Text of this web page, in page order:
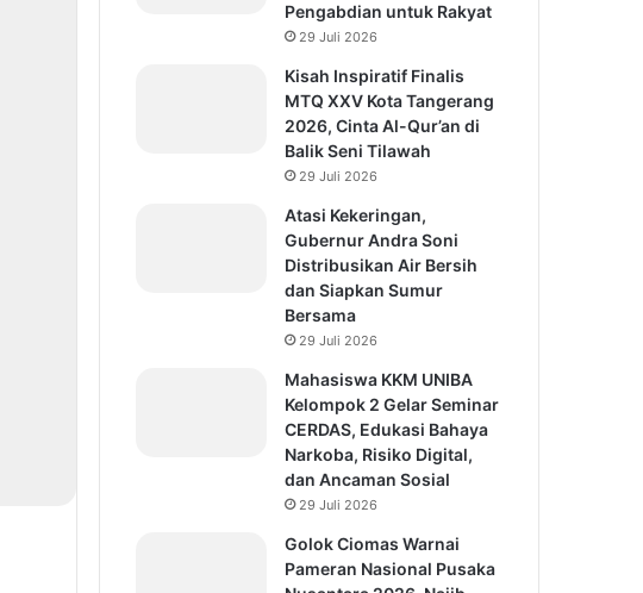
Pengabdian untuk Rakyat
29 Juli 2026
Kisah Inspiratif Finalis
MTQ XXV Kota Tangerang
2026, Cinta Al-Qur’an di
Balik Seni Tilawah
29 Juli 2026
Atasi Kekeringan,
Gubernur Andra Soni
Distribusikan Air Bersih
dan Siapkan Sumur
Bersama
29 Juli 2026
Mahasiswa KKM UNIBA
Kelompok 2 Gelar Seminar
CERDAS, Edukasi Bahaya
Narkoba, Risiko Digital,
dan Ancaman Sosial
29 Juli 2026
Golok Ciomas Warnai
Pameran Nasional Pusaka